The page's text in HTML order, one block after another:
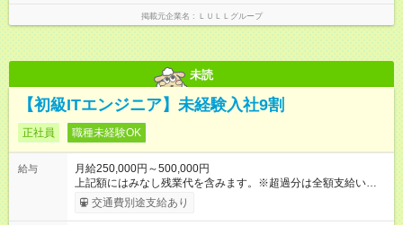
別途支給いたします ※研修期間中（最大12ヶ月間）も、試用期
掲載元企業名 ＬＵＬＬグループ
未読
【初級ITエンジニア】未経験入社9割
正社員 職種未経験OK
給与
月給250,000円～500,000円
上記額にはみなし残業代を含みます。※超過分は全額支給いたし
ます。 みなし残業代 21,675円／月 みなし残業時間 12時間／月 -
------------------------------------------------------- ≪経験者の方は以下と
交通費別途支給あり